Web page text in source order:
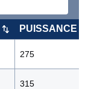
PUISSANCE
275
315